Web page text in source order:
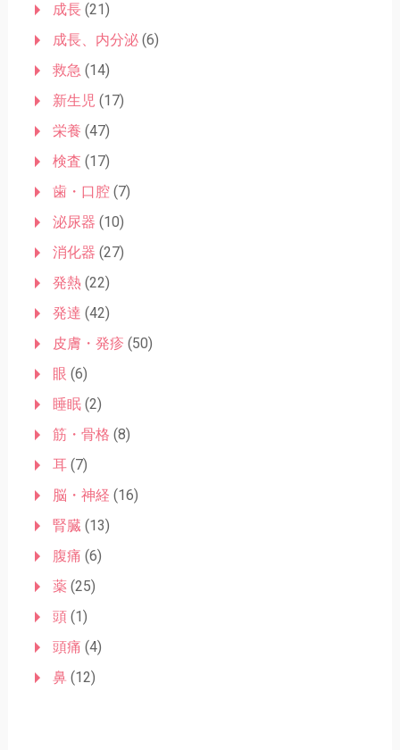
成長(21)
成長、内分泌(6)
救急 (14)
新生児 (17)
栄養 (47)
検査 (17)
歯・口腔(7)
泌尿器 (10)
消化器 (27)
発熱(22)
発達 (42)
皮膚・発疹 (50)
眼 (6)
睡眠(2)
筋・骨格 (8)
耳(7)
脳・神経 (16)
腎臓 (13)
腹痛 (6)
薬(25)
頭(1)
頭痛 (4)
鼻(12)